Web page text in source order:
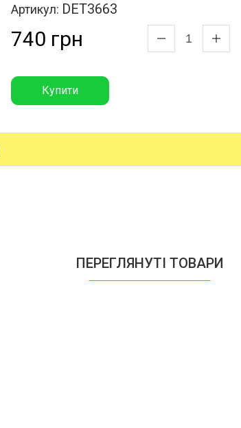
Артикул: DET3663
740 грн
Купити
ПЕРЕГЛЯНУТІ ТОВАРИ